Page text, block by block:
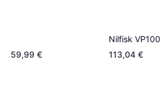
59,99 €
Nilfisk VP100
113,04 €